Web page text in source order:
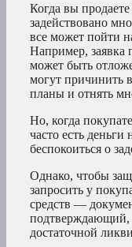
Когда вы
задействовано
все может пойти
Например, заявка
может быть
могут причинить
планы и отнять
Но, когда
часто есть деньги
беспокоиться о
Однако, чтобы
запросить у
средств —
подтверждающий,
достаточной